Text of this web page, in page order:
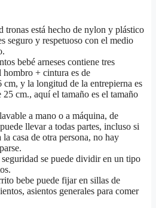
tronas está hecho de nylon y plástico
seguro y respetuoso con el medio
bebé arneses contiene tres
+ cintura es de
cm, y la longitud de la entrepierna es
25 cm., aquí el tamaño es el tamaño
a mano o a máquina, de
llevar a todas partes, incluso si
casa de otra persona, no hay
se puede dividir en un tipo
bebe puede fijar en sillas de
asientos generales para comer